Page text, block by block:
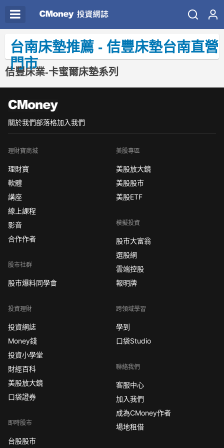
台南床墊推薦 - 佶豐床墊台南直營
門市
佶豐床業-卡蜜爾床墊系列
關於我們部落格加入我們
理財寶商城
理財寶
軟體
講座
線上課程
影音
合作作者
股市社群
股市爆料同學會
投資理財
投資網誌
Money錢
投資小學堂
財經百科
美股放大鏡
口袋證券
即時股市
台股股市
美股專區
美股放大鏡
美股股市
美股ETF
模擬投資
股市大富翁
選股網
雲端控股
報明牌
跨領域學習
學到
口袋Studio
聯絡我們
客服中心
加入我們
成為CMoney作者
場地租借